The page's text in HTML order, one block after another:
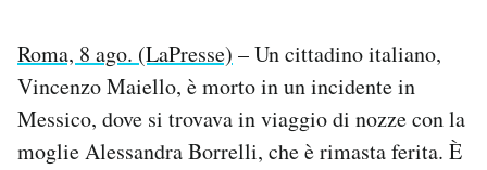
I MIEI PREFERITI
SHOP
Roma, 8 ago. (LaPresse) – Un cittadino italiano,
Vincenzo Maiello, è morto in un incidente in
Messico, dove si trovava in viaggio di nozze con la
moglie Alessandra Borrelli, che è rimasta ferita. È